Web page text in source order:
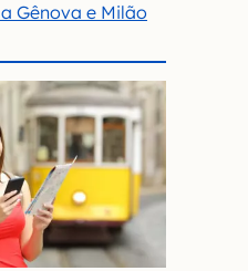
Gênova e Milão